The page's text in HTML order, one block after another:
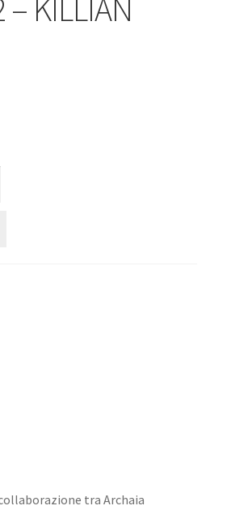
– KILLIAN
tra Archaia